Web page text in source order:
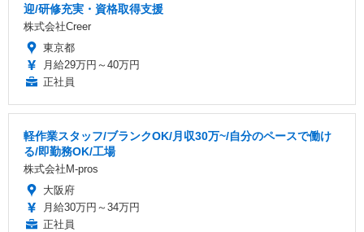
迎/研修充実・資格取得支援
株式会社Creer
東京都
月給29万円～40万円
正社員
軽作業スタッフ/ブランクOK/月収30万~/自分のペースで働け
る/即勤務OK/工場
株式会社M-pros
大阪府
月給30万円～34万円
正社員